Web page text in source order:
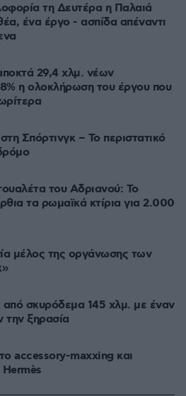
τη Δευτέρα η Παλαιά
ένα έργο - ασπίδα απέναντι
29,4 χλμ. νέων
η ολοκλήρωση του έργου που
Σπόρτινγκ – Το περιστατικό
του Αδριανού: Το
τα ρωμαϊκά κτίρια για 2.000
μέλος της οργάνωσης των
από σκυρόδεμα 145 χλμ. με έναν
την ξηρασία
accessory-maxxing και